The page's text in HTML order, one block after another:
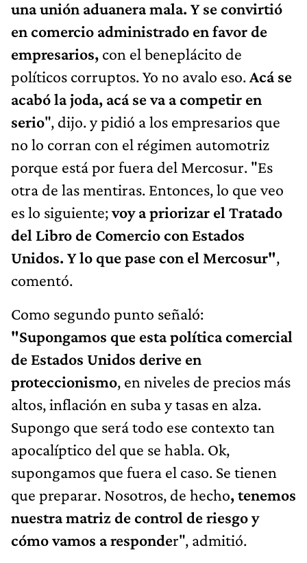
una unión aduanera mala. Y se convirtió
en comercio administrado en favor de
empresarios, con el beneplácito de
políticos corruptos. Yo no avalo eso.Acá se
acabó la joda, acá se va a competir en
serio", dijo. y pidió a los empresarios que
no lo corran con el régimen automotriz
porque está por fuera del Mercosur. "Es
otra de las mentiras. Entonces, lo que veo
es lo siguiente;voy a priorizar el Tratado
del Libro de Comercio con Estados
Unidos. Y lo que pase con el Mercosur",
comentó.
Como segundo punto señaló:
"Supongamos que esta política comercial
de Estados Unidos derive en
proteccionismo, en niveles de precios más
altos, inflación en suba y tasas en alza.
Supongo que será todo ese contexto tan
apocalíptico del que se habla. Ok,
supongamos que fuera el caso. Se tienen
que preparar. Nosotros, de hecho, tenemos
nuestra matriz de control de riesgo y
cómo vamos a responder", admitió.